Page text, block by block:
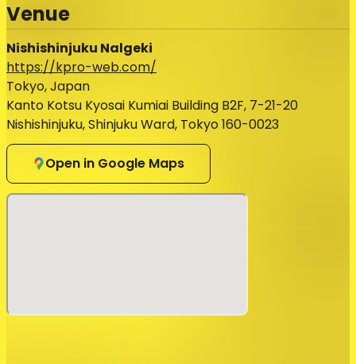
上げます！
またチャンピオンは防衛すると、賞金が倍になります！！果
たして今回の優勝は･･･？！
■■■■■■■■■■■■■■
★前売券は開演までご購入いただけます。
★ご入場順は「zaiko整理番号順」→「出演者へチケットを
頼んでいる方（お取り置き）」→「当日券」となります。ス
タッフの案内にご協力ください。
Venue
Nishishinjuku Nalgeki
https://kpro-web.com/
Tokyo, Japan
Kanto Kotsu Kyosai Kumiai Building B2F, 7-21-20
Nishishinjuku, Shinjuku Ward, Tokyo 160-0023
Open in Google Maps